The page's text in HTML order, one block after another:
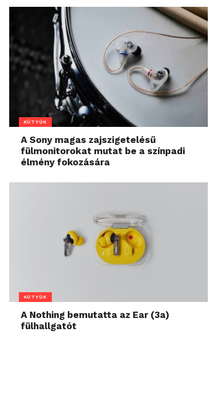
KÜTYÜK
A Sony magas zajszigetelésű
fülmonitorokat mutat be a színpadi
élmény fokozására
KÜTYÜK
A Nothing bemutatta az Ear (3a)
fülhallgatót